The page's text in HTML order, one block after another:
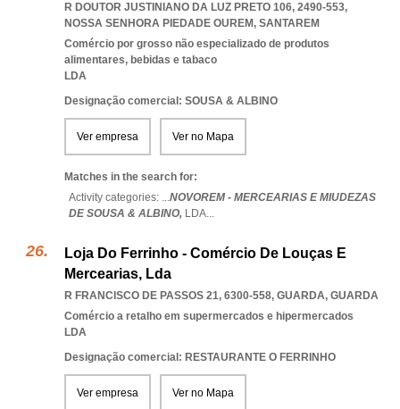
R DOUTOR JUSTINIANO DA LUZ PRETO 106, 2490-553,
NOSSA SENHORA PIEDADE OUREM, SANTAREM
Comércio por grosso não especializado de produtos
alimentares, bebidas e tabaco
LDA
Designação comercial: SOUSA & ALBINO
Ver empresa Ver no Mapa
Matches in the search for:
Activity categories: ...NOVOREM - MERCEARIAS E MIUDEZAS
DE SOUSA & ALBINO, LDA...
Loja Do Ferrinho - Comércio De Louças E
Mercearias, Lda
R FRANCISCO DE PASSOS 21, 6300-558, GUARDA, GUARDA
Comércio a retalho em supermercados e hipermercados
LDA
Designação comercial: RESTAURANTE O FERRINHO
Ver empresa Ver no Mapa